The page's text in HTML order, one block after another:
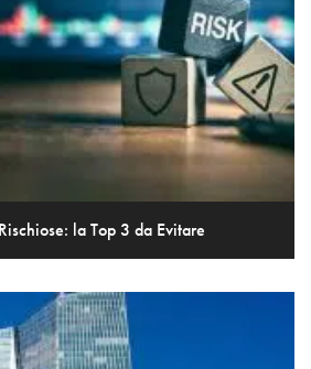
la Top 3 da Evitare